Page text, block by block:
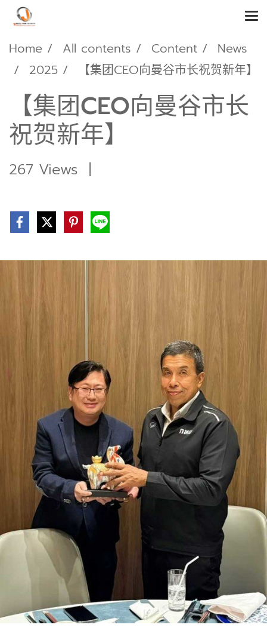
Home All contents Content
News
2025
【集团CEO向曼谷市长祝贺新年】
【集团CEO向曼谷市长
祝贺新年】
267 Views |